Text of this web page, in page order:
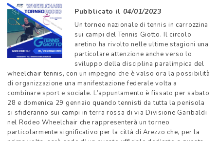
Pubblicato il 04/01/2023
Un torneo nazionale di tennis in carrozzina
sui campi del Tennis Giotto. Il circolo
aretino ha rivolto nelle ultime stagioni una
particolare attenzione anche verso lo
sviluppo della disciplina paralimpica del
wheelchair tennis, con un impegno che è valso ora la possibilità
di organizzazione una manifestazione federale volta a
combinare sport e sociale. L’appuntamento è fissato per sabato
28 e domenica 29 gennaio quando tennisti da tutta la penisola
si sfideranno sui campi in terra rossa di via Divisione Garibaldi
nel Rodeo Wheelchair che rappresenterà un torneo
particolarmente significativo per la città di Arezzo che, per la